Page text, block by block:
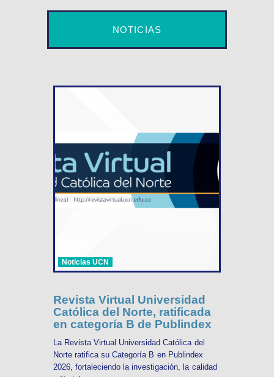
NOTICIAS
Noticias UCN
Revista Virtual Universidad
Católica del Norte, ratificada
en categoría B de Publindex
La Revista Virtual Universidad Católica del
Norte ratifica su Categoría B en Publindex
2026, fortaleciendo la investigación, la calidad